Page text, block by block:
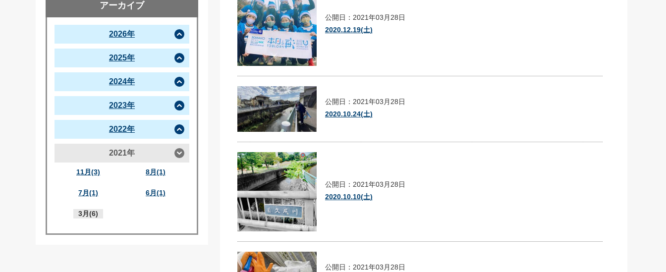
公開日：2021年03月28日
2020.12.19(土)
公開日：2021年03月28日
2020.10.24(土)
公開日：2021年03月28日
2020.10.10(土)
公開日：2021年03月28日
アーカイブ
2026年
2025年
2024年
2023年
2022年
2021年
11月(3) 8月(1)
7月(1) 6月(1)
3月(6)